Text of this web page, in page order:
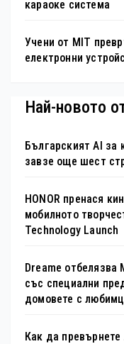
караоке система
Учени от MIT
електронни
Най-новото
Българският AI за
завзе още шест
HONOR пренася
мобилното
Technology Launch
Dreame
със специални
домовете с
Как да превърнете